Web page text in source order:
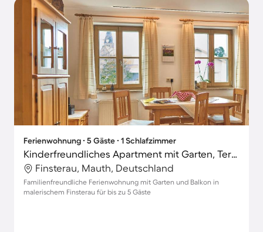
Ferienwohnung ∙ 5 Gäste ∙ 1 Schlafzimmer
Kinderfreundliches Apartment mit Garten, Terrasse und Grill
Finsterau, Mauth, Deutschland
Familienfreundliche Ferienwohnung mit Garten und Balkon in
malerischem Finsterau für bis zu 5 Gäste